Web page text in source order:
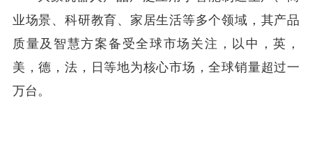
业场景、科研教育、家居生活等多个领域，其产品
质量及智慧方案备受全球市场关注，以中，英，
美，德，法，日等地为核心市场，全球销量超过一
万台。